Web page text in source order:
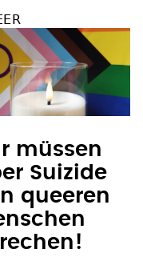
müssen
Suizide
queeren